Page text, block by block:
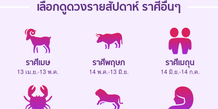
เลือกดูดวงรายสัปดาห์ ราศีอื่นๆ
ราศีเมษ
13 เม.ย.-13 พ.ค.
ราศีพฤษภ
14 พ.ค.-13 มิ.ย.
ราศีเมถุน
14 มิ.ย.-14 ก.ค.